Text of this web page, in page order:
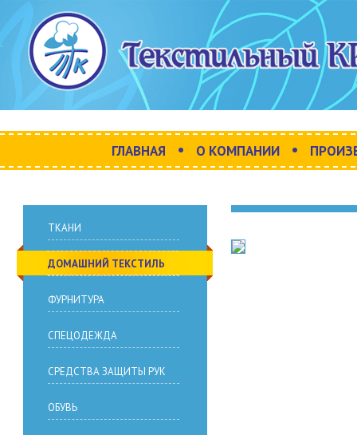
ГЛАВНАЯ • О КОМПАНИИ •
ТКАНИ
ДОМАШНИЙ ТЕКСТИЛЬ
ФУРНИТУРА
СПЕЦОДЕЖДА
СРЕДСТВА ЗАЩИТЫ РУК
ОБУВЬ